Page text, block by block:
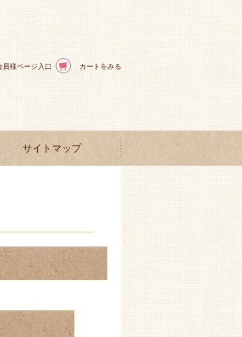
員様ページ入口 カートをみる
サイトマップ